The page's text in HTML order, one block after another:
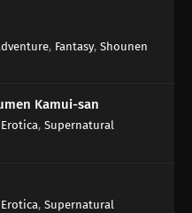
, Fantasy, Shounen
Kamui-san
Erotica, Supernatural
Erotica, Supernatural